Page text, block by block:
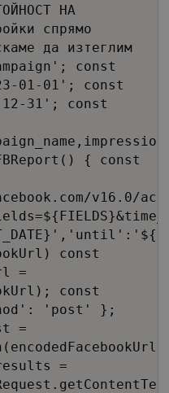
НА
спрямо
да изтеглим
const
01-01'; const
12-31'; const
{ const
v16.0/
const
=
const
'post' };
=
=